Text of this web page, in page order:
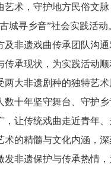
，守护地方民俗文脉
城寻乡音”社会实践活动
遗戏曲传承团队沟通
承现状，为实践活动
大非遗剧种的独特艺
十年坚守舞台、守护
让传统戏曲走近青年、
精髓与文化内涵，深
非遗保护与传承热情